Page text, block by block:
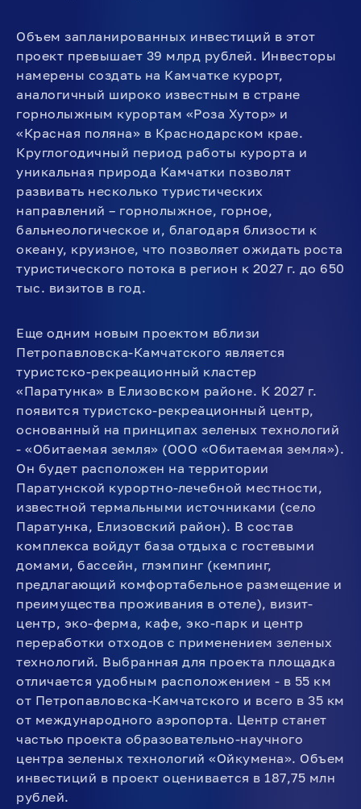
Объем запланированных инвестиций в этот
проект превышает 39 млрд рублей. Инвесторы
намерены создать на Камчатке курорт,
аналогичный широко известным в стране
горнолыжным курортам «Роза Хутор» и
«Красная поляна» в Краснодарском крае.
Круглогодичный период работы курорта и
уникальная природа Камчатки позволят
развивать несколько туристических
направлений – горнолыжное, горное,
бальнеологическое и, благодаря близости к
океану, круизное, что позволяет ожидать роста
туристического потока в регион к 2027 г. до 650
тыс. визитов в год.
Еще одним новым проектом вблизи
Петропавловска-Камчатского является
туристско-рекреационный кластер
«Паратунка» в Елизовском районе. К 2027 г.
появится туристско-рекреационный центр,
основанный на принципах зеленых технологий
- «Обитаемая земля» (ООО «Обитаемая земля»).
Он будет расположен на территории
Паратунской курортно-лечебной местности,
известной термальными источниками (село
Паратунка, Елизовский район). В состав
комплекса войдут база отдыха с гостевыми
домами, бассейн, глэмпинг (кемпинг,
предлагающий комфортабельное размещение и
преимущества проживания в отеле), визит-
центр, эко-ферма, кафе, эко-парк и центр
переработки отходов с применением зеленых
технологий. Выбранная для проекта площадка
отличается удобным расположением - в 55 км
от Петропавловска-Камчатского и всего в 35 км
от международного аэропорта. Центр станет
частью проекта образовательно-научного
центра зеленых технологий «Ойкумена». Объем
инвестиций в проект оценивается в 187,75 млн
рублей.